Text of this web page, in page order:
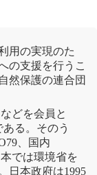
用の実現のた
の支援を行うこ
自然保護の連合団
どを会員と
る。そのう
、国内
では環境省を
日本政府は1995